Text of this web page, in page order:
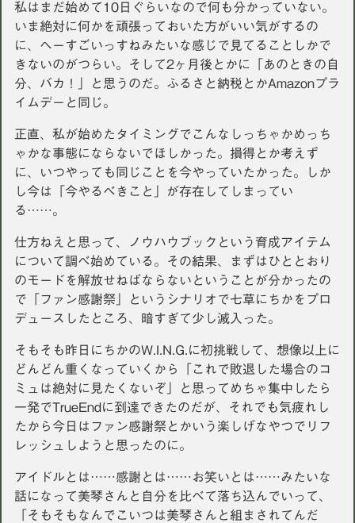
私はまだ始めて10日ぐらいなので何も分かっていない。
いま絶対に何かを頑張っておいた方がいい気がするの
に、へーすごいっすねみたいな感じで見てることしかで
きないのがつらい。そして2ヶ月後とかに「あのときの自
分、バカ！」と思うのだ。ふるさと納税とかAmazonプラ
イムデーと同じ。
正直、私が始めたタイミングでこんなしっちゃかめっち
ゃかな事態にならないでほしかった。損得とか考えず
に、いつやっても同じことを今やっていたかった。しか
し今は「今やるべきこと」が存在してしまってい
る……。
仕方ねえと思って、ノウハウブックという育成アイテム
について調べ始めている。その結果、まずはひととおり
のモードを解放せねばならないということが分かったの
で「ファン感謝祭」というシナリオで七草にちかをプロ
デュースしたところ、暗すぎて少し滅入った。
そもそも昨日にちかのW.I.N.G.に初挑戦して、想像以上に
どんどん重くなっていくから「これで敗退した場合のコ
ミュは絶対に見たくないぞ」と思ってめちゃ集中したら
一発でTrueEndに到達できたのだが、それでも気疲れし
たから今日はファン感謝祭とかいう楽しげなやつでリフ
レッシュしようと思ったのに。
アイドルとは……感謝とは……お笑いとは……みたいな
話になって美琴さんと自分を比べて落ち込んでいって、
「そもそもなんでこいつは美琴さんと組まされてんだ